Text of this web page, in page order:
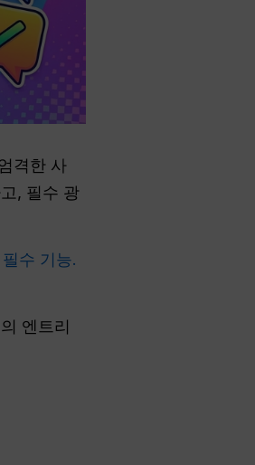
격한 사
, 필수 광
필수 기능.
엔트리